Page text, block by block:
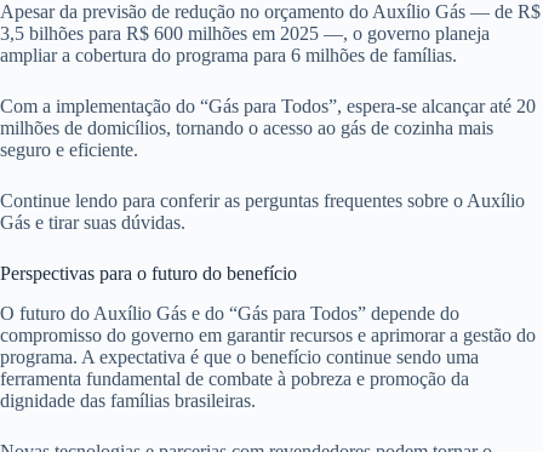
Apesar da previsão de redução no orçamento do Auxílio Gás — de R$
3,5 bilhões para R$ 600 milhões em 2025 —, o governo planeja
ampliar a cobertura do programa para 6 milhões de famílias.
Com a implementação do “Gás para Todos”, espera-se alcançar até 20
milhões de domicílios, tornando o acesso ao gás de cozinha mais
seguro e eficiente.
Continue lendo para conferir as perguntas frequentes sobre o Auxílio
Gás e tirar suas dúvidas.
Perspectivas para o futuro do benefício
O futuro do Auxílio Gás e do “Gás para Todos” depende do
compromisso do governo em garantir recursos e aprimorar a gestão do
programa. A expectativa é que o benefício continue sendo uma
ferramenta fundamental de combate à pobreza e promoção da
dignidade das famílias brasileiras.